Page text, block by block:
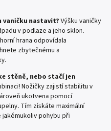
vaničku nastavit? Výšku vaničky
v podlaze a jeho sklon.
hrana odpovídala
zbytečnému a
stěně, nebo stačí jen
Nožičky zajistí stabilitu v
ukotvena pomocí
Tím získáte maximální
pohybu při